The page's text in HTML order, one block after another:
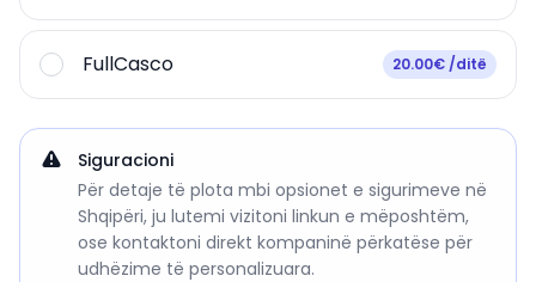
FullCasco 20.00€ /ditë
Siguracioni
Për detaje të plota mbi opsionet e sigurimeve në
Shqipëri, ju lutemi vizitoni linkun e mëposhtëm,
ose kontaktoni direkt kompaninë përkatëse për
udhëzime të personalizuara.